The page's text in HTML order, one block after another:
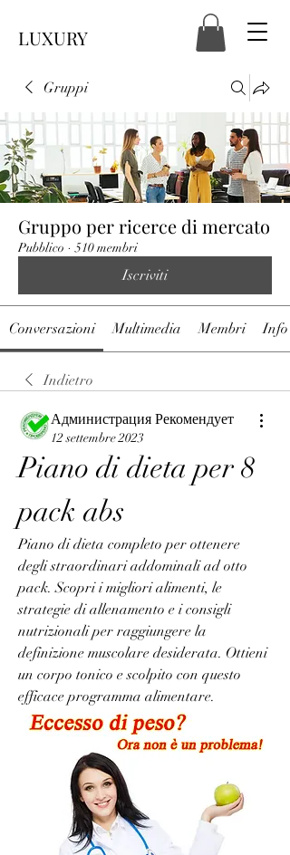
LUXURY
Gruppi
Gruppo per ricerce di mercato
Pubblico · 510 membri
Iscriviti
Conversazioni Multimedia Membri Info
Indietro
Администрация Рекомендует
12 settembre 2023
Piano di dieta per 8
pack abs
Piano di dieta completo per ottenere
degli straordinari addominali ad otto
pack. Scopri i migliori alimenti, le
strategie di allenamento e i consigli
nutrizionali per raggiungere la
definizione muscolare desiderata. Ottieni
un corpo tonico e scolpito con questo
efficace programma alimentare.